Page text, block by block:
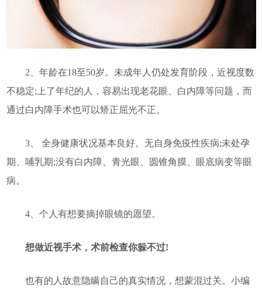
2、年龄在18至50岁。未成年人仍处发育阶段，近视度数
不稳定;上了年纪的人，容易出现老花眼、白内障等问题，而
通过白内障手术也可以矫正屈光不正。
3、 全身健康状况基本良好。无自身免疫性疾病;未处孕
期、哺乳期;没有白内障、青光眼、圆锥角膜、眼底病变等眼
病。
4、个人有想要摘掉眼镜的愿望。
想做近视手术，术前检查你躲不过!
也有的人故意隐瞒自己的真实情况，想蒙混过关。小编